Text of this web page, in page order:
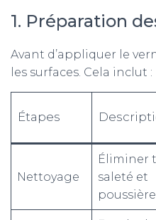
1. Préparation
Avant d’appliquer le
les surfaces. Cela inclut :
Étapes
Nettoyage
Éliminer
saleté et
poussière